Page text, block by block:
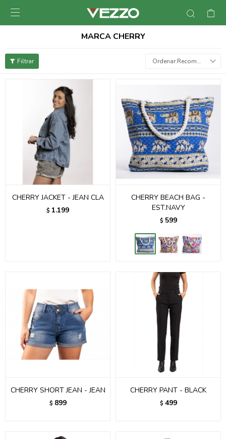

MARCA CHERRY
Recomendados
CHERRY JACKET - JEAN CLA
$ 1.199
CHERRY BEACH BAG -
EST.NAVY
$ 599
CHERRY SHORT JEAN - JEAN
$ 899
CHERRY PANT - BLACK
$ 499